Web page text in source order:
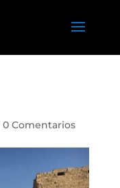
0 Comentarios